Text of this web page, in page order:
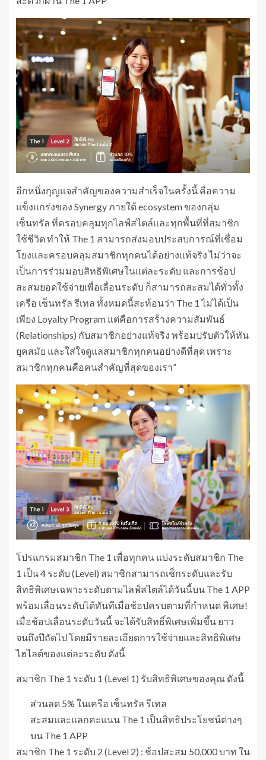
อีกหนึ่งกุญแจสำคัญของความสำเร็จในครั้งนี้ คือความ
แข็งแกร่งของ Synergy ภายใต้ ecosystem ของกลุ่ม
เซ็นทรัล ที่ครอบคลุมทุกไลฟ์สไตล์และทุกพื้นที่ที่สมาชิก
ใช้ชีวิต ทำให้ The 1 สามารถส่งมอบประสบการณ์ที่เชื่อม
โยงและครอบคลุมสมาชิกทุกคนได้อย่างแท้จริง ไม่ว่าจะ
เป็นการร่วมมอบสิทธิพิเศษในแต่ละระดับ และการช้อป
สะสมยอดใช้จ่ายเพื่อเลื่อนระดับ ก็สามารถสะสมได้ทั่วทั้ง
เครือ เซ็นทรัล รีเทล ทั้งหมดนี้สะท้อนว่า The 1 ไม่ได้เป็น
เพียง Loyalty Program แต่คือการสร้างความสัมพันธ์
(Relationships) กับสมาชิกอย่างแท้จริง พร้อมปรับตัวให้ทัน
ยุคสมัย และใส่ใจดูแลสมาชิกทุกคนอย่างดีที่สุด เพราะ
สมาชิกทุกคนคือคนสำคัญที่สุดของเรา”
โปรแกรมสมาชิก The 1 เพื่อทุกคน แบ่งระดับสมาชิก The
1 เป็น 4 ระดับ (Level) สมาชิกสามารถเช็กระดับและรับ
สิทธิพิเศษเฉพาะระดับตามไลฟ์สไตล์ได้วันนี้บน The 1 APP
พร้อมเลื่อนระดับได้ทันทีเมื่อช้อปครบตามที่กำหนด พิเศษ!
เมื่อช้อปเลื่อนระดับวันนี้ จะได้รับสิทธิ์พิเศษเพิ่มขึ้น ยาว
จนถึงปีถัดไป โดยมีรายละเอียดการใช้จ่ายและสิทธิพิเศษ
ไฮไลต์ของแต่ละระดับ ดังนี้
สมาชิก The 1 ระดับ 1 (Level 1) รับสิทธิพิเศษของคุณ ดังนี้
ส่วนลด 5% ในเครือ เซ็นทรัล รีเทล
สะสมและแลกคะแนน The 1 เป็นสิทธิประโยชน์ต่างๆ
บน The 1 APP
สมาชิก The 1 ระดับ 2 (Level 2) : ช้อปสะสม 50,000 บาท ใน